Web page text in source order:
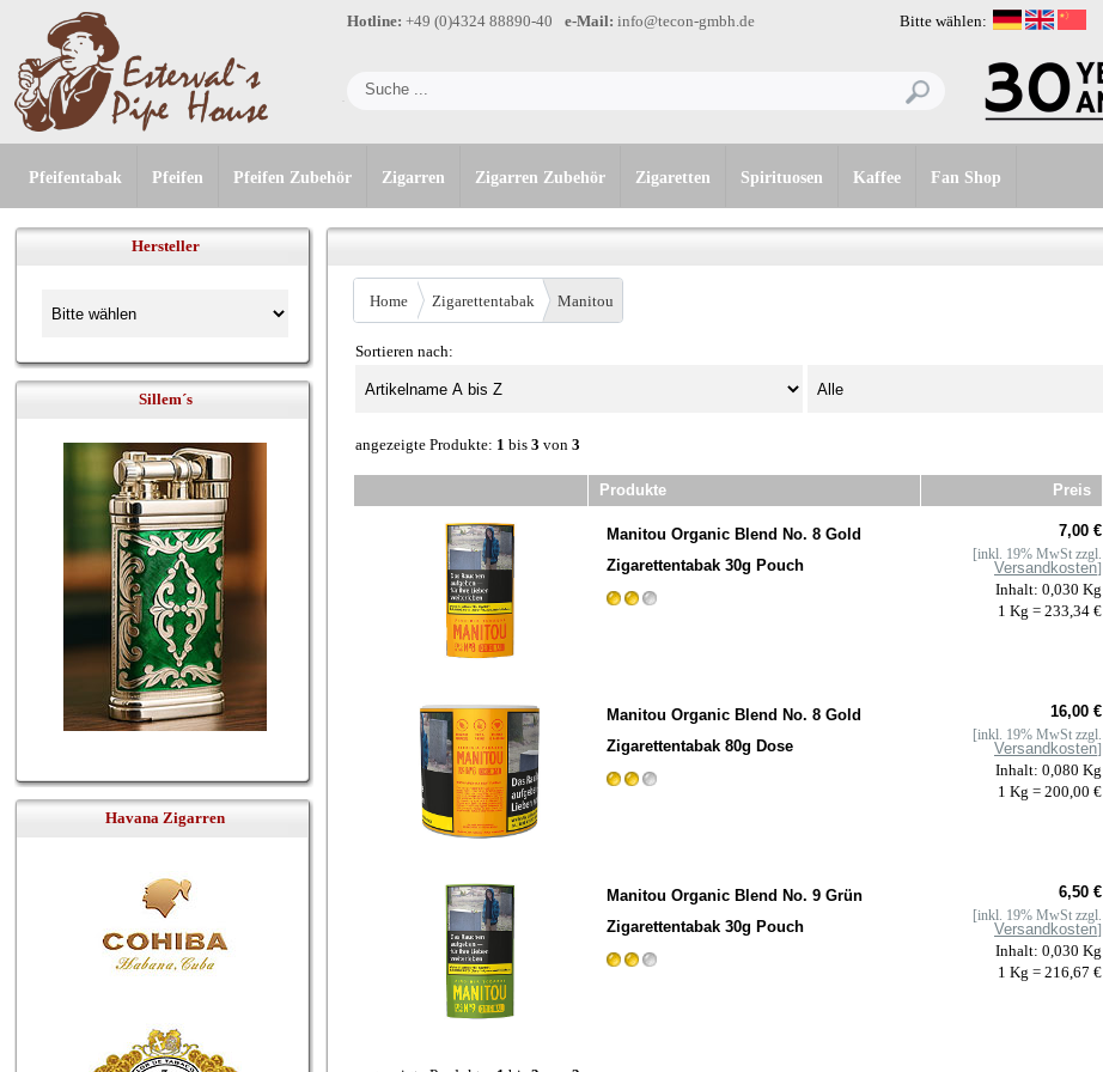
Bitte wählen:
Hotline: +49 (0)4324 88890-40 e-Mail: info@tecon-gmbh.de
Pfeifentabak Pfeifen Pfeifen Zubehör Zigarren Zigarren Zubehör Zigaretten Spirituosen Kaffee Fan Shop
Hersteller
Sillem´s
Havana Zigarren
Home Zigarettentabak Manitou
Sortieren nach:
angezeigte Produkte: 1 bis 3 von 3
Produkte Preis
Manitou Organic Blend No. 8 Gold
Zigarettentabak 30g Pouch
7,00 €
[inkl. 19% MwSt zzgl.
Versandkosten]
Inhalt: 0,030 Kg
1 Kg = 233,34 €
Manitou Organic Blend No. 8 Gold
Zigarettentabak 80g Dose
16,00 €
[inkl. 19% MwSt zzgl.
Versandkosten]
Inhalt: 0,080 Kg
1 Kg = 200,00 €
Manitou Organic Blend No. 9 Grün
Zigarettentabak 30g Pouch
6,50 €
[inkl. 19% MwSt zzgl.
Versandkosten]
Inhalt: 0,030 Kg
1 Kg = 216,67 €